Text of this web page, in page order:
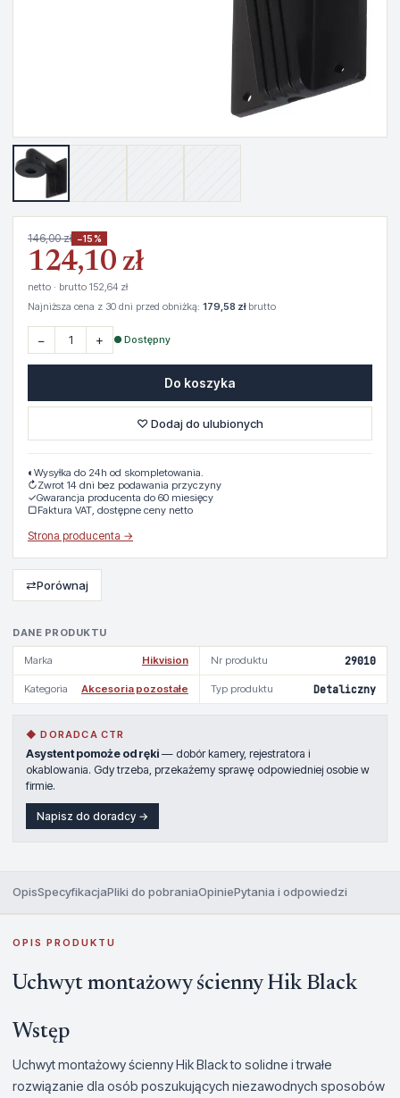
DANE PRODUKTU
Marka Hikvision Nr produktu 29010
Kategoria Akcesoria pozostałe Typ produktu Detaliczny
◆ DORADCA CTR
Asystent pomoże od ręki — dobór kamery, rejestratora i
okablowania. Gdy trzeba, przekażemy sprawę odpowiedniej osobie w
firmie.
Napisz do doradcy →
146,00 zł −15%
124,10 zł
netto · brutto 152,64 zł
Najniższa cena z 30 dni przed obniżką: 179,58 złbrutto
− + ● Dostępny
Do koszyka
♡ Dodaj do ulubionych
◐ Wysyłka do 24h od skompletowania.
↻Zwrot 14 dni bez podawania przyczyny
✓Gwarancja producenta do 60 miesięcy
▢Faktura VAT, dostępne ceny netto
Strona producenta →
⇄Porównaj
OpisSpecyfikacjaPliki do pobraniaOpiniePytania i odpowiedzi
OPIS PRODUKTU
Uchwyt montażowy ścienny Hik Black
Wstęp
Uchwyt montażowy ścienny Hik Black to solidne i trwałe
rozwiązanie dla osób poszukujących niezawodnych sposobów